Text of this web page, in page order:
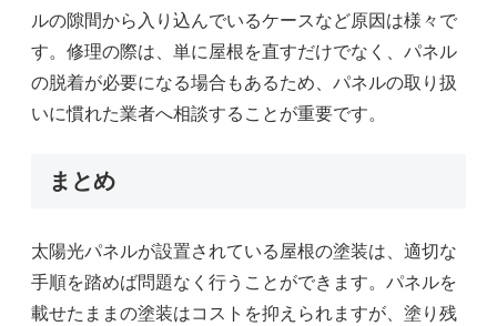
ルの隙間から入り込んでいるケースなど原因は様々で
す。修理の際は、単に屋根を直すだけでなく、パネル
の脱着が必要になる場合もあるため、パネルの取り扱
いに慣れた業者へ相談することが重要です。
まとめ
太陽光パネルが設置されている屋根の塗装は、適切な
手順を踏めば問題なく行うことができます。パネルを
載せたままの塗装はコストを抑えられますが、塗り残